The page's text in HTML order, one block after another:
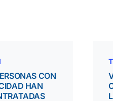
CON
HAN